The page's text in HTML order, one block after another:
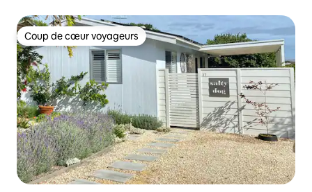
Coup de cœur voyageurs
Coup de cœur voyageurs